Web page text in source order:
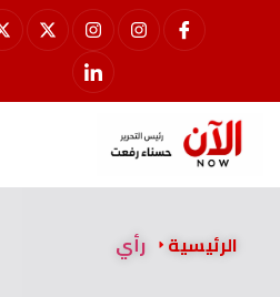
الرئيسية رأي